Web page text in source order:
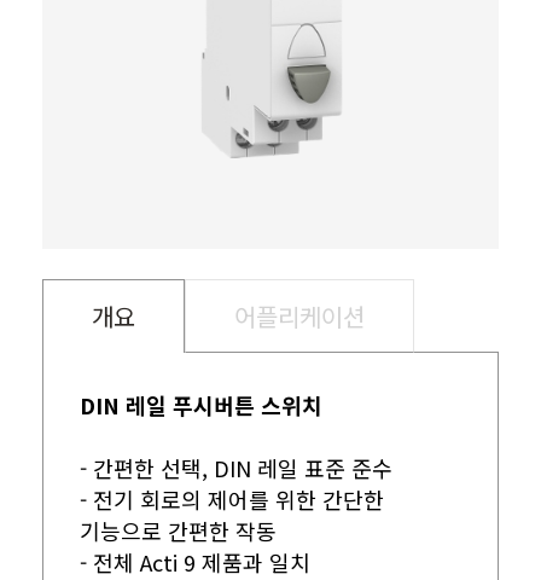
개요 어플리케이션
DIN 레일 푸시버튼 스위치
- 간편한 선택, DIN 레일 표준 준수
- 전기 회로의 제어를 위한 간단한
기능으로 간편한 작동
- 전체 Acti 9 제품과 일치